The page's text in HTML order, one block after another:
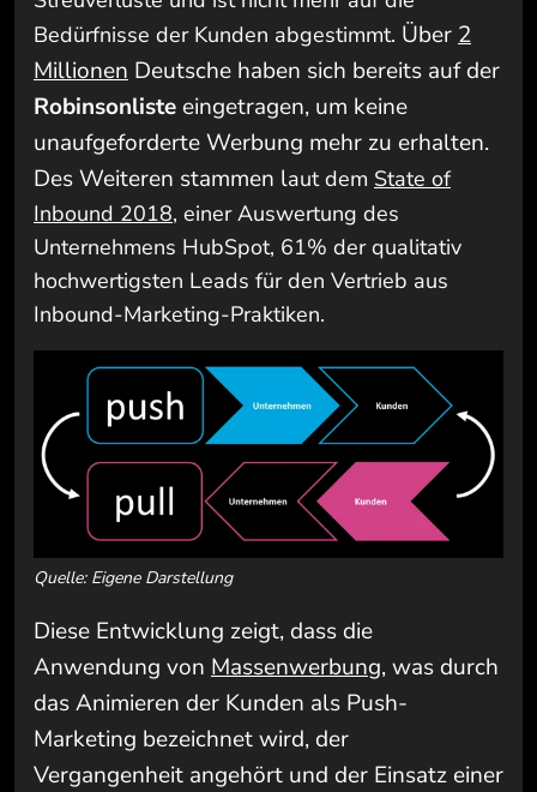
Bedürfnisse der Kunden abgestimmt. Über 2
Millionen Deutsche haben sich bereits auf der
Robinsonliste eingetragen, um keine
unaufgeforderte Werbung mehr zu erhalten.
Des Weiteren stammen laut dem State of
Inbound 2018, einer Auswertung des
Unternehmens HubSpot, 61% der qualitativ
hochwertigsten Leads für den Vertrieb aus
Inbound-Marketing-Praktiken.
Quelle: Eigene Darstellung
Diese Entwicklung zeigt, dass die
Anwendung von Massenwerbung, was durch
das Animieren der Kunden als Push-
Marketing bezeichnet wird, der
Vergangenheit angehört und der Einsatz einer